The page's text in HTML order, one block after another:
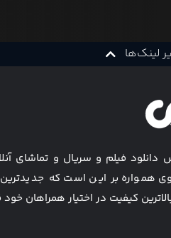
لینک‌ها
دانلود فیلم و سریال و تماشای
همواره بر این است که جدیدترین
کیفیت در اختیار همراهان